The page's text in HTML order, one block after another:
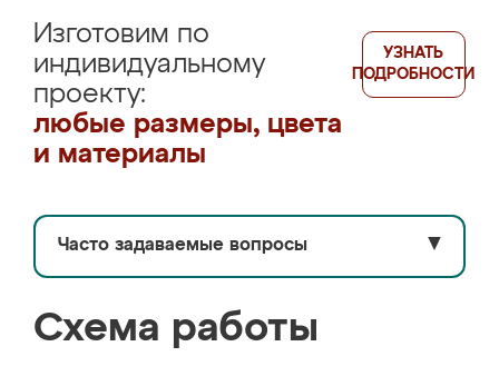
Изготовим по
индивидуальному
проекту:
любые размеры, цвета
и материалы
УЗНАТЬ
ПОДРОБНОСТИ
Часто задаваемые вопросы ▼
Схема работы